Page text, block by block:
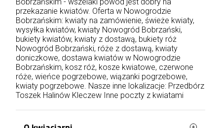
przekazanie kwiatów. Oferta w Nowogrodzie
Bobrzańskim: kwiaty na zamówienie, świeże kwiaty,
wysyłka kwiatów, kwiaty Nowogród Bobrzański,
bukiety kwiatów, kwiaty z dostawą, bukiety róż
Nowogród Bobrzański, róże z dostawą, kwiaty
doniczkowe, dostawa kwiatów w Nowogrodzie
Bobrzańskim, kosz róż, kosze kwiatowe, czerwone
róże, wieńce pogrzebowe, wiązanki pogrzebowe,
kwiaty pogrzebowe. Nasze inne lokalizacje: Przedbórz
Toszek Halinów Kleczew Inne poczty z kwiatami